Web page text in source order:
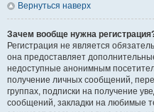
Вернуться наверх
Зачем вообще нужна
Регистрация не является
она предоставляет
недоступные анонимным
получение личных сообщений,
группах, подписки на получение
сообщений, закладки на любимые